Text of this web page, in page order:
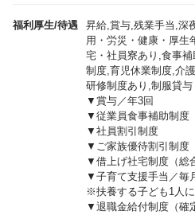
福利厚生/待遇
昇給,賞与,残業手当,深
用・労災・健康・厚生
宅・社員寮あり,食事
制度,育児休業制度,介
研修制度あり,制服貸与
▼賞与／年3回
▼従業員食事補助制度
▼社員割引制度
▼ご家族優待割引制度
▼借上げ社宅制度（総
▼子育て支援手当／
※扶養する子ども1人
▼退職金給付制度（確